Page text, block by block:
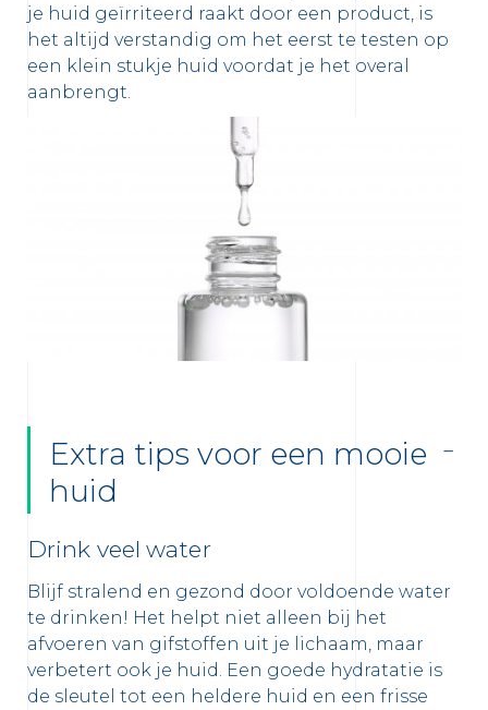
je huid geïrriteerd raakt door een product, is
het altijd verstandig om het eerst te testen op
een klein stukje huid voordat je het overal
aanbrengt.
Extra tips voor een mooie
huid
Drink veel water
Blijf stralend en gezond door voldoende water
te drinken! Het helpt niet alleen bij het
afvoeren van gifstoffen uit je lichaam, maar
verbetert ook je huid. Een goede hydratatie is
de sleutel tot een heldere huid en een frisse